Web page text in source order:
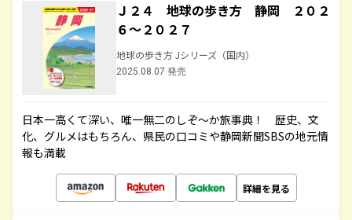
Ｊ２４ 地球の歩き方 静岡 ２０２
６～２０２７
地球の歩き方 Jシリーズ（国内）
2025.08.07 発売
日本一高くて深い、唯一無二のしぞ～か旅事典！ 歴史、文
化、グルメはもちろん、県民の口コミや静岡新聞SBSの地元情
報も満載
詳細を見る